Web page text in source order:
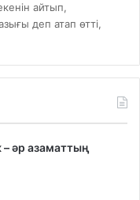
айтып,
деп атап өтті,
– әр азаматтың